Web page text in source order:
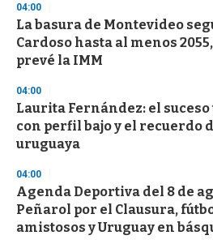
04:00
La basura de Montevideo
Cardoso hasta al menos
prevé la IMM
04:00
Laurita Fernández: el
con perfil bajo y el recuerdo
uruguaya
04:00
Agenda Deportiva del 8 de
Peñarol por el Clausura,
amistosos y Uruguay en